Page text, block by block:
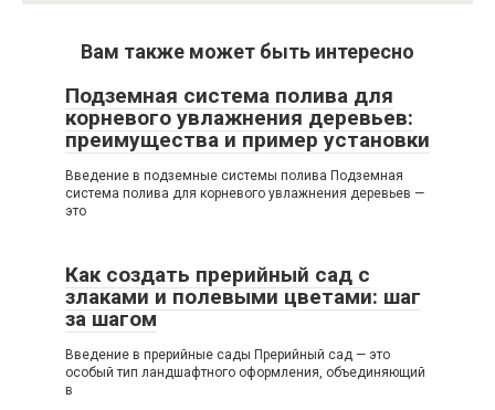
Вам также может быть интересно
Подземная система полива для
корневого увлажнения деревьев:
преимущества и пример установки
Введение в подземные системы полива Подземная
система полива для корневого увлажнения деревьев —
это
Как создать прерийный сад с
злаками и полевыми цветами: шаг
за шагом
Введение в прерийные сады Прерийный сад — это
особый тип ландшафтного оформления, объединяющий
в